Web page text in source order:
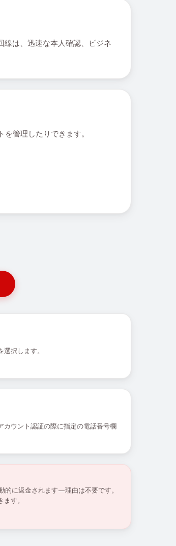
は、迅速な本人確認、ビジネ
管理したりできます。
択します。
ウント認証の際に指定の電話番号欄
的に返金されます—理由は不要です。
す。